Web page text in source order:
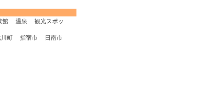
館 温泉
観光スポッ
町 指宿市
日南市